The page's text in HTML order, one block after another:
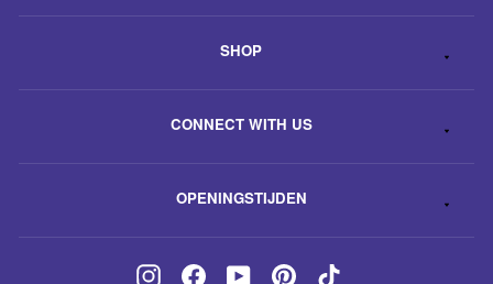
SHOP
CONNECT WITH US
OPENINGSTIJDEN
InstagramFacebook
YouTubePinterestTikTok